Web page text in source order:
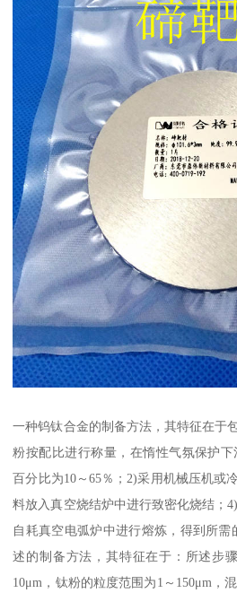
一种钨钛合金的制备方法，其特征在于
粉按配比进行称量，在惰性气氛保护
百分比为10～65％；2)采用机械压机或
料放入真空烧结炉中进行致密化烧结；
自耗真空电弧炉中进行熔炼，得到所
述的制备方法，其特征在于：所述步
10μm，钛粉的粒度范围为1～150μm，